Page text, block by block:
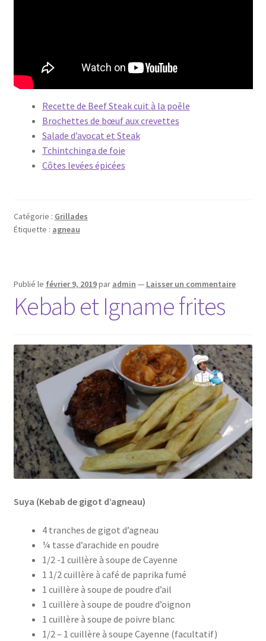
Recette de Beef Steak cuit à la poêle
Brochettes de bœuf aux crevettes
Salade d’avocat et Steak
Tchintchinga de foie
Côtes levées épicées
Catégorie : Grillades
Étiquette : agneau
Publié le février 9, 2019par admin — Laisser un commentaire
Kebab et Igname frites
Suya (Kebab de gigot d’agneau)
4 tranches de gigot d’agneau
¼ tasse d’arachide en poudre
1/2 -1 cuillère à soupe de Cayenne
1 1/2 cuillère à café de paprika fumé
1 cuillère à soupe de poudre d’ail
1 cuillère à soupe de poudre d’oignon
1 cuillère à soupe de poivre blanc
1/2 – 1 cuillère à soupe Cayenne (facultatif)